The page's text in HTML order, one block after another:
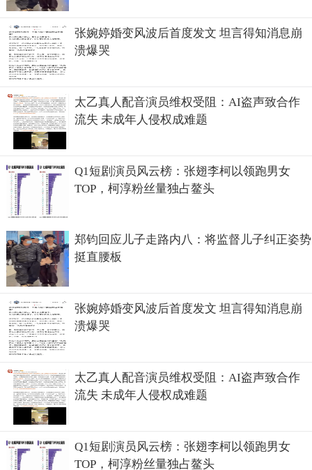
张婉婷婚变风波后首度发文 坦言得知消息崩
溃爆哭
太乙真人配音演员维权受阻：AI盗声致合作
流失 未成年人侵权成难题
Q1短剧演员风云榜：张翅李柯以领跑男女
TOP，柯淳粉丝量独占鳌头
郑钧回应儿子走路内八：将监督儿子纠正姿势
挺直腰板
张婉婷婚变风波后首度发文 坦言得知消息崩
溃爆哭
太乙真人配音演员维权受阻：AI盗声致合作
流失 未成年人侵权成难题
Q1短剧演员风云榜：张翅李柯以领跑男女
TOP，柯淳粉丝量独占鳌头